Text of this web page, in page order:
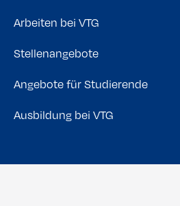
Arbeiten bei VTG
Stellenangebote
Angebote für Studierende
Ausbildung bei VTG